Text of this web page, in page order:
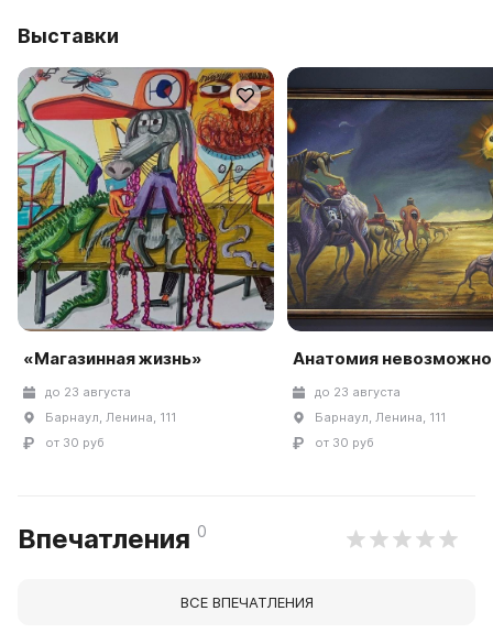
Выставки
«Магазинная жизнь»
до 23 августа
Барнаул, Ленина, 111
от 30 руб
Анатомия
до 23 августа
Барнаул, Ленина, 111
от 30 руб
Впечатления 0
ВСЕ ВПЕЧАТЛЕНИЯ